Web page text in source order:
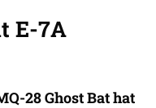
E-7A
28 Ghost Bat hat